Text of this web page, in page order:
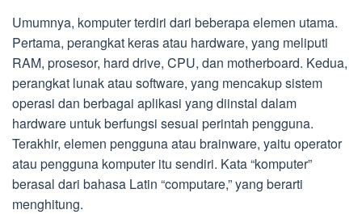
Umumnya, komputer terdiri dari beberapa elemen utama.
Pertama, perangkat keras atau hardware, yang meliputi
RAM, prosesor, hard drive, CPU, dan motherboard. Kedua,
perangkat lunak atau software, yang mencakup sistem
operasi dan berbagai aplikasi yang diinstal dalam
hardware untuk berfungsi sesuai perintah pengguna.
Terakhir, elemen pengguna atau brainware, yaitu operator
atau pengguna komputer itu sendiri. Kata “komputer”
berasal dari bahasa Latin “computare,” yang berarti
menghitung.